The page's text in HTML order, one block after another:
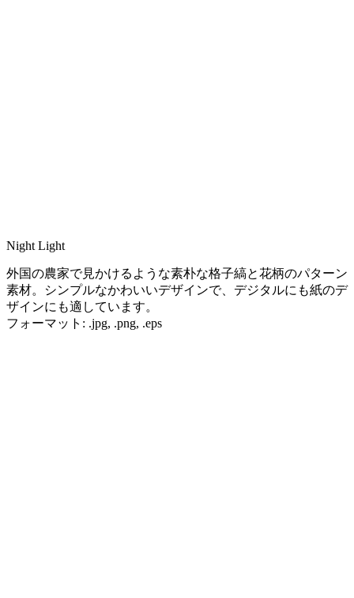
Night Light
外国の農家で見かけるような素朴な格子縞と花柄のパターン
素材。シンプルなかわいいデザインで、デジタルにも紙のデ
ザインにも適しています。
フォーマット: .jpg, .png, .eps